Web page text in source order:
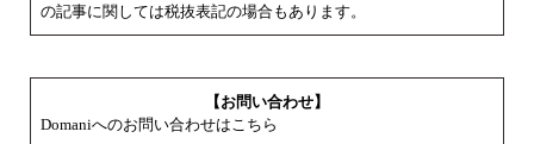
の記事に関しては税抜表記の場合もあります。
【お問い合わせ】
Domaniへのお問い合わせはこちら